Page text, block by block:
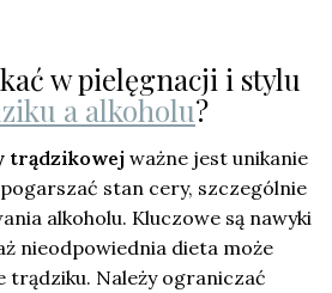
w pielęgnacji i stylu
a alkoholu?
trądzikowej ważne jest unikanie
stan cery, szczególnie
alkoholu. Kluczowe są nawyki
nieodpowiednia dieta może
trądziku. Należy ograniczać